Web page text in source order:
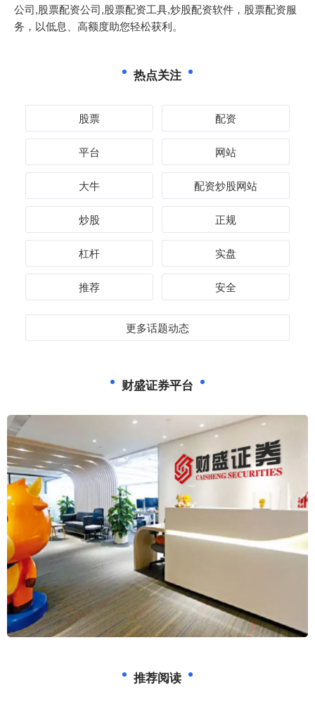
公司,股票配资公司,股票配资工具,炒股配资软件，股票配资服
务，以低息、高额度助您轻松获利。
热点关注
股票 配资
平台 网站
大牛 配资炒股网站
炒股 正规
杠杆 实盘
推荐 安全
更多话题动态
财盛证券平台
推荐阅读